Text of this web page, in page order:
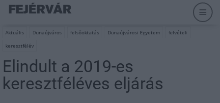
Aktuális Dunaújváros felsőoktatás Dunaújvárosi Egyetem
felvételi
keresztfélév
Elindult a 2019-es
keresztféléves eljárás